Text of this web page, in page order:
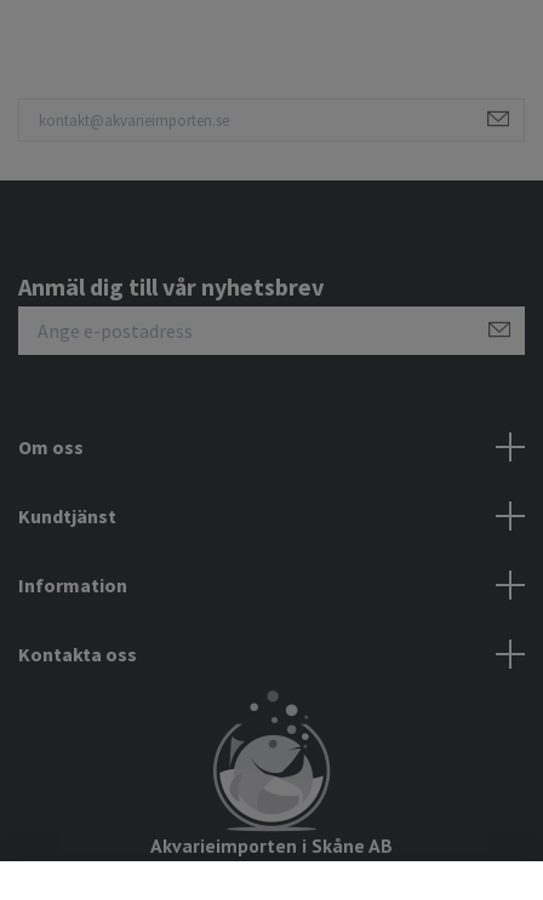
Anmäl dig till vår nyhetsbrev
Om oss
Kundtjänst
Information
Kontakta oss
Akvarieimporten i Skåne AB